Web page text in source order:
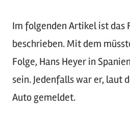
Im folgenden Artikel ist das
beschrieben. Mit dem
Folge, Hans Heyer in
sein. Jedenfalls war er, laut
Auto gemeldet.